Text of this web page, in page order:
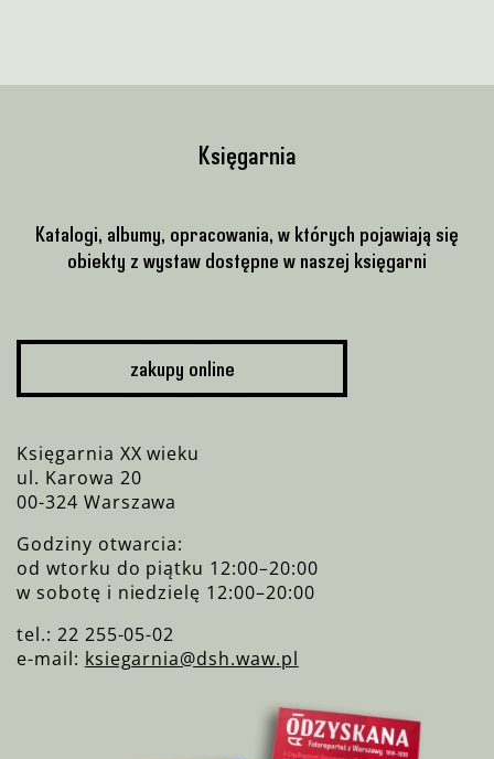
Księgarnia
Katalogi, albumy, opracowania, w których pojawiają się
obiekty z wystaw dostępne w naszej księgarni
zakupy online
Księgarnia XX wieku
ul. Karowa 20
00-324 Warszawa
Godziny otwarcia:
od wtorku do piątku 12:00–20:00
w sobotę i niedzielę 12:00–20:00
tel.: 22 255-05-02
e-mail: ksiegarnia@dsh.waw.pl